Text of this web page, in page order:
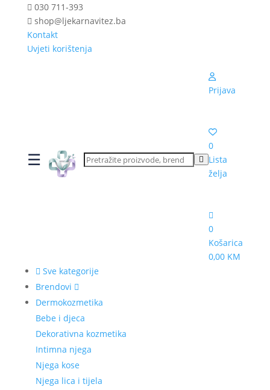
030 711-393
shop@ljekarnavitez.ba
Kontakt
Uvjeti korištenja
☰
Prijava
0
Lista
želja
0
Košarica
0,00 KM
Sve kategorije
Brendovi
Dermokozmetika
Bebe i djeca
Dekorativna kozmetika
Intimna njega
Njega kose
Njega lica i tijela